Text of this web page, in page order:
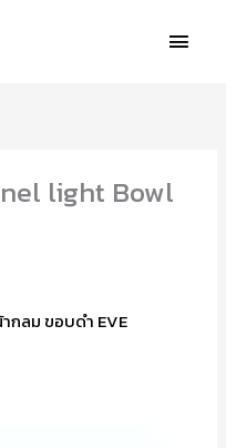
light Bowl
กลม ขอบดำ EVE